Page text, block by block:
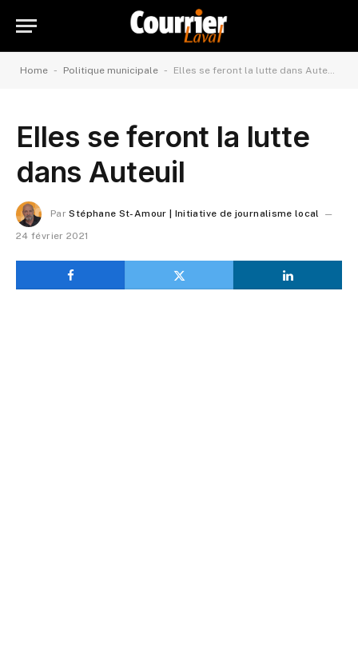
Home - Politique municipale - Elles se feront la lutte dans Auteuil
Elles se feront la lutte
dans Auteuil
Par Stéphane St-Amour | Initiative de journalisme local
24 février 2021